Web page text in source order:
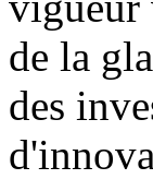
de la
des